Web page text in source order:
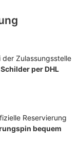
der Zulassungsstelle
Schilder per DHL
Reservierung
bequem